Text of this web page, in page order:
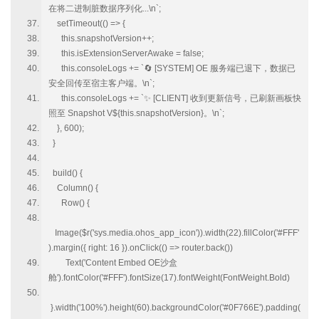
在将二进制脏数据序列化...\n`;
setTimeout(() => {
this.snapshotVersion++;
this.isExtensionServerAwake = false;
this.consoleLogs += `🔄 [SYSTEM] OE 服务端已退下，数据已
安全回传至宿主客户端。\n`;
this.consoleLogs += `✨ [CLIENT] 收到更新信号，已刷新画板快
照至 Snapshot V${this.snapshotVersion}。\n`;
}, 600);
}
build() {
Column() {
Row() {
Image($r('sys.media.ohos_app_icon')).width(22).fillColor('#FFF'
).margin({ right: 16 }).onClick(() => router.back())
Text('Content Embed OE沙盒
舱').fontColor('#FFF').fontSize(17).fontWeight(FontWeight.Bold)
}.width('100%').height(60).backgroundColor('#0F766E').padding(